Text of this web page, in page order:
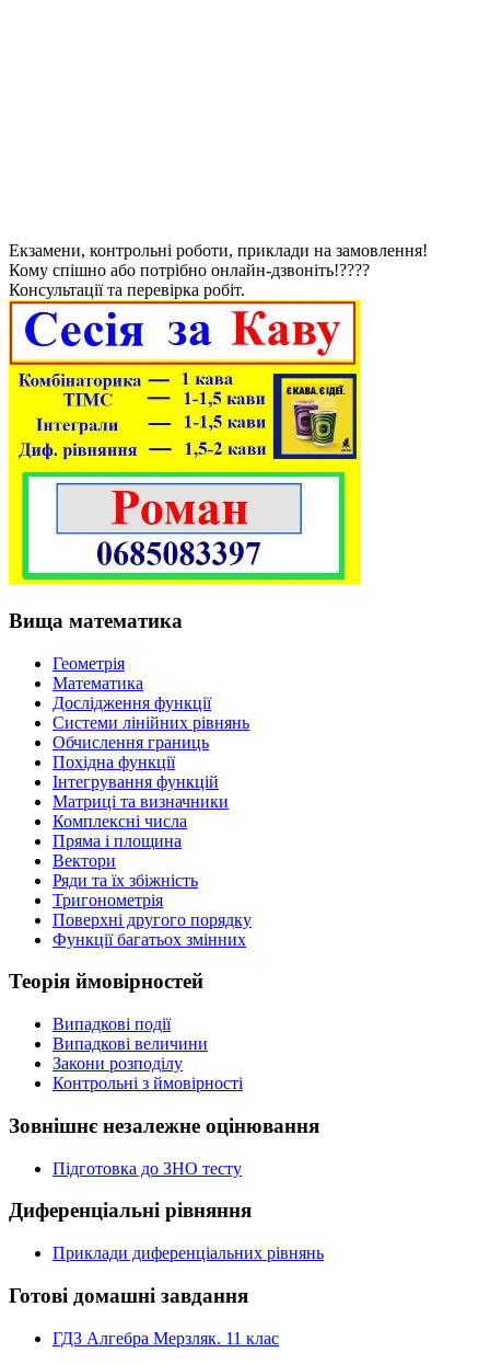
Екзамени, контрольні роботи, приклади на замовлення!
Кому спішно або потрібно онлайн-дзвоніть!????
Консультації та перевірка робіт.
Вища математика
Геометрія
Математика
Дослідження функції
Системи лінійних рівнянь
Обчислення границь
Похідна функції
Інтегрування функцій
Матриці та визначники
Комплексні числа
Пряма і площина
Вектори
Ряди та їх збіжність
Тригонометрія
Поверхні другого порядку
Функції багатьох змінних
Теорія ймовірностей
Випадкові події
Випадкові величини
Закони розподілу
Контрольні з ймовірності
Зовнішнє незалежне оцінювання
Підготовка до ЗНО тесту
Диференціальні рівняння
Приклади диференціальних рівнянь
Готові домашні завдання
ГДЗ Алгебра Мерзляк. 11 клас